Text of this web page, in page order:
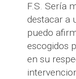
F.S. Sería
destacar a
puedo
escogidos
en su